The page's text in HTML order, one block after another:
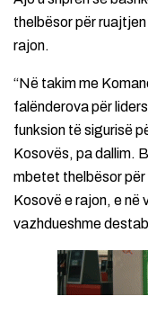
thelbësor për
rajon.
“Në takim me
falënderova për
funksion të sigurisë
Kosovës, pa dallim.
mbetet thelbësor për
Kosovë e rajon, e në
vazhdueshme